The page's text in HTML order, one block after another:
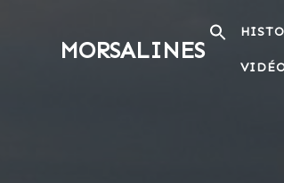
MORSALINES